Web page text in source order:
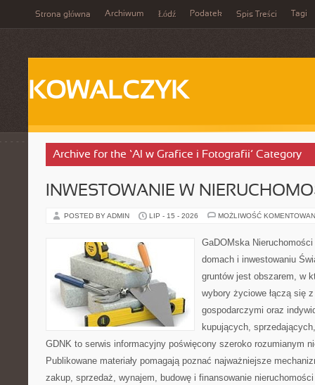
Strona główna Archiwum Łódź Podatek Spis Treści Tagi
KOWALCZYK
Archive for the ‘AI w Grafice i Fotografii’ Category
INWESTOWANIE W
POSTED BY ADMIN LIP - 15 - 2026 MOŻLIWOŚĆ
GaDOMska
domach i inwestowaniu
gruntów jest obszarem, w
wybory życiowe łączą się
gospodarczymi oraz
kupujących,
GDNK to serwis informacyjny poświęcony szeroko rozumianym
Publikowane materiały pomagają poznać najważniejsze
zakup, sprzedaż, wynajem, budowę i finansowanie